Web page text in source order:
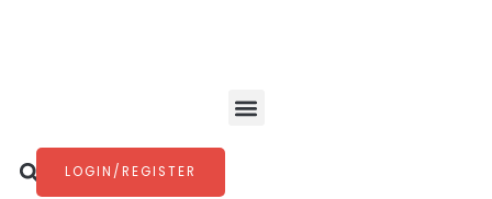
Menu
Search
LOGIN/REGISTER